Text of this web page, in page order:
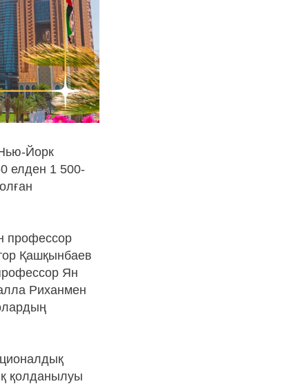
Йорк
елден 1 500-
профессор
Қашқынбаев
Ян
Риханмен
қолданылуы